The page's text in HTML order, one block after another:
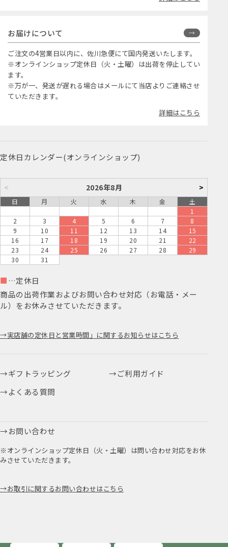
お届けについて
ご注文の4営業日以内に、佐川急便にて国内発送いたします。
※オンラインショップ定休日（火・土曜）は出荷を停止してい
ます。
※万が一、発送が遅れる場合はメールにて当店よりご連絡させ
ていただきます。
詳細はこちら
定休日カレンダー(オンラインショップ)
< 2026年8月 >
日 月 火 水 木 金
土
1
2
3 4 5 6 7
8
9
10 11 12 13 14
15
16
17 18 19 20 21
22
23
24 25 26 27 28
29
30
31
■ …定休日
商品の出荷作業およびお問い合わせ対応（お電話・メー
ル）をお休みさせていただきます。
実店舗の定休日と営業時間」に関するお知らせはこちら
ギフトラッピング
ご利用ガイド
よくある質問
お問い合わせ
※オンラインショップ定休日（火・土曜）は問い合わせ対応をお休
みさせていただきます。
お取引に関するお問い合わせはこちら